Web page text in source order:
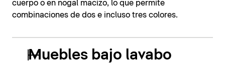
cuerpo o en nogal macizo, lo que permite
combinaciones de dos e incluso tres colores.
Muebles bajo lavabo